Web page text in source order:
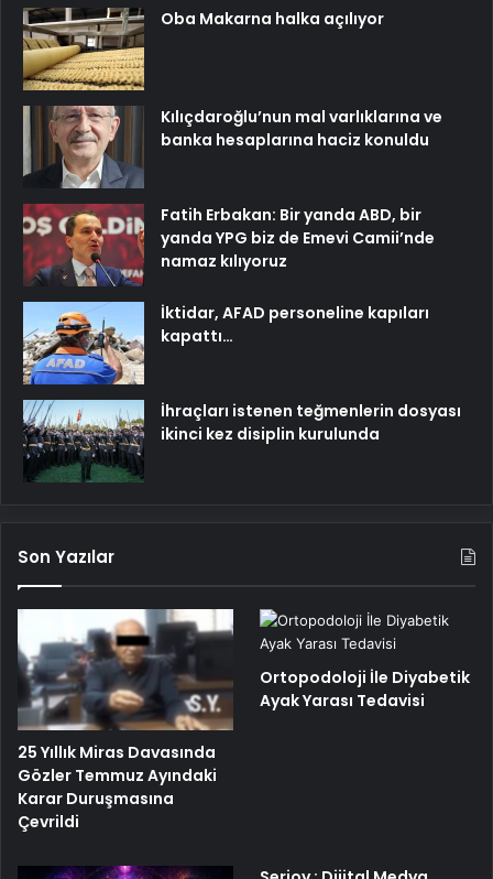
Oba Makarna halka açılıyor
Kılıçdaroğlu’nun mal varlıklarına ve
banka hesaplarına haciz konuldu
Fatih Erbakan: Bir yanda ABD, bir
yanda YPG biz de Emevi Camii’nde
namaz kılıyoruz
İktidar, AFAD personeline kapıları
kapattı…
İhraçları istenen teğmenlerin dosyası
ikinci kez disiplin kurulunda
Son Yazılar
25 Yıllık Miras Davasında
Gözler Temmuz Ayındaki
Karar Duruşmasına
Çevrildi
Ortopodoloji İle Diyabetik
Ayak Yarası Tedavisi